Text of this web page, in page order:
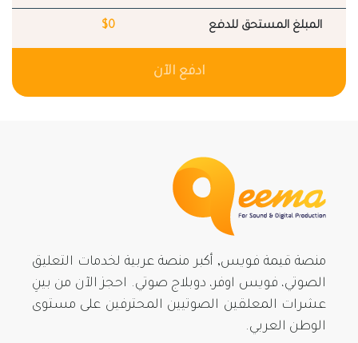
المبلغ المستحق للدفع $0
ادفع الآن
منصة قيمة فويس, أكبر منصة عربية لخدمات التعليق
الصوتي، فويس اوفر، دوبلاج صوتي. احجز الآن من بينِ
عشرات المعلقين الصوتيين المحترفين على مستوى
الوطن العربي.